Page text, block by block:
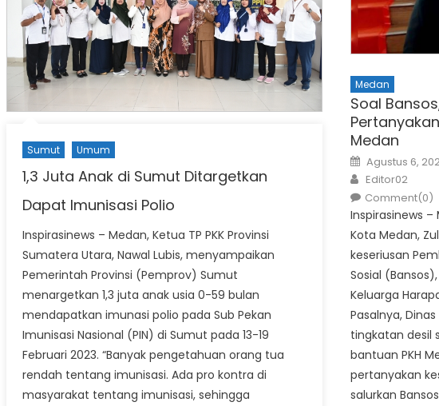
Sumut Umum
1,3 Juta Anak di Sumut Ditargetkan
Dapat Imunisasi Polio
Inspirasinews – Medan, Ketua TP PKK Provinsi
Sumatera Utara, Nawal Lubis, menyampaikan
Pemerintah Provinsi (Pemprov) Sumut
menargetkan 1,3 juta anak usia 0-59 bulan
mendapatkan imunasi polio pada Sub Pekan
Imunisasi Nasional (PIN) di Sumut pada 13-19
Februari 2023. “Banyak pengetahuan orang tua
rendah tentang imunisasi. Ada pro kontra di
masyarakat tentang imunisasi, sehingga
Medan
Soal
Medan
Posted
on
Agustus 6,
Author
Editor02
Comment(0)
Inspirasinews –
Kota Medan,
keseriusan
Sosial
Keluarga
Pasalnya,
tingkatan desil
bantuan PKH
pertanyakan
salurkan